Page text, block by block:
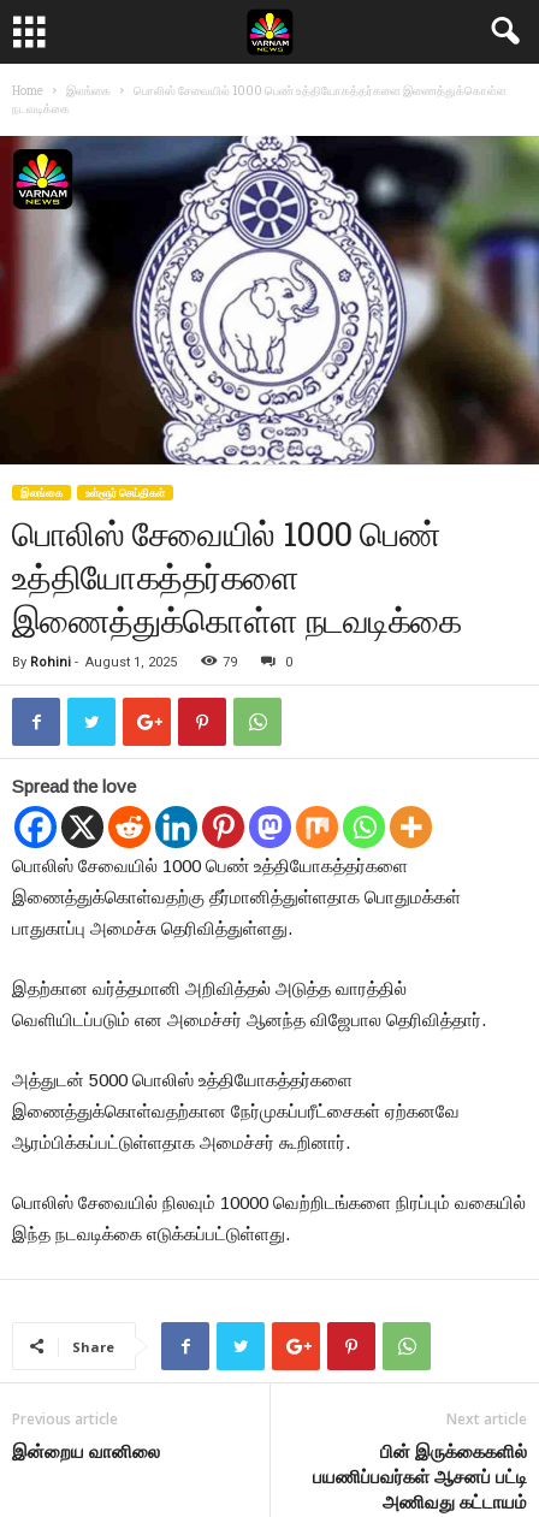
Home இலங்கை
பொலிஸ் சேவையில் 1000 பெண் உத்தியோகத்தர்களை இணைத்துக்கொள்ள
நடவடிக்கை
இலங்கை உள்ளூர் செய்திகள்
பொலிஸ் சேவையில் 1000 பெண்
உத்தியோகத்தர்களை
இணைத்துக்கொள்ள நடவடிக்கை
By Rohini - August 1, 2025 79 0
Spread the love
பொலிஸ் சேவையில் 1000 பெண் உத்தியோகத்தர்களை
இணைத்துக்கொள்வதற்கு தீர்மானித்துள்ளதாக பொதுமக்கள்
பாதுகாப்பு அமைச்சு தெரிவித்துள்ளது.
இதற்கான வர்த்தமானி அறிவித்தல் அடுத்த வாரத்தில்
வெளியிடப்படும் என அமைச்சர் ஆனந்த வி​ஜேபால தெரிவித்தார்.
அத்துடன் 5000 பொலிஸ் உத்தியோகத்தர்களை
இணைத்துக்கொள்வதற்கான நேர்முகப்பரீட்சைகள் ஏற்கனவே
ஆரம்பிக்கப்பட்டுள்ளதாக அமைச்சர் கூறினார்.
பொலிஸ் சேவையில் நிலவும் 10000 வெற்றிடங்களை நிரப்பும் வகையில்
இந்த நடவடிக்கை எடுக்கப்பட்டுள்ளது.
Share
Previous article
இன்றைய வானிலை
Next article
பின் இருக்கைகளில்
பயணிப்பவர்கள் ஆசனப் பட்டி
அணிவது கட்டாயம்